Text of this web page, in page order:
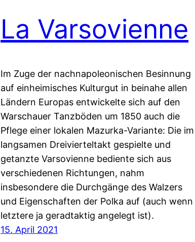
La Varsovienne
Im Zuge der nachnapoleonischen Besinnung
auf einheimisches Kulturgut in beinahe allen
Ländern Europas entwickelte sich auf den
Warschauer Tanzböden um 1850 auch die
Pflege einer lokalen Mazurka-Variante: Die im
langsamen Dreivierteltakt gespielte und
getanzte Varsovienne bediente sich aus
verschiedenen Richtungen, nahm
insbesondere die Durchgänge des Walzers
und Eigenschaften der Polka auf (auch wenn
letztere ja geradtaktig angelegt ist).
15. April 2021